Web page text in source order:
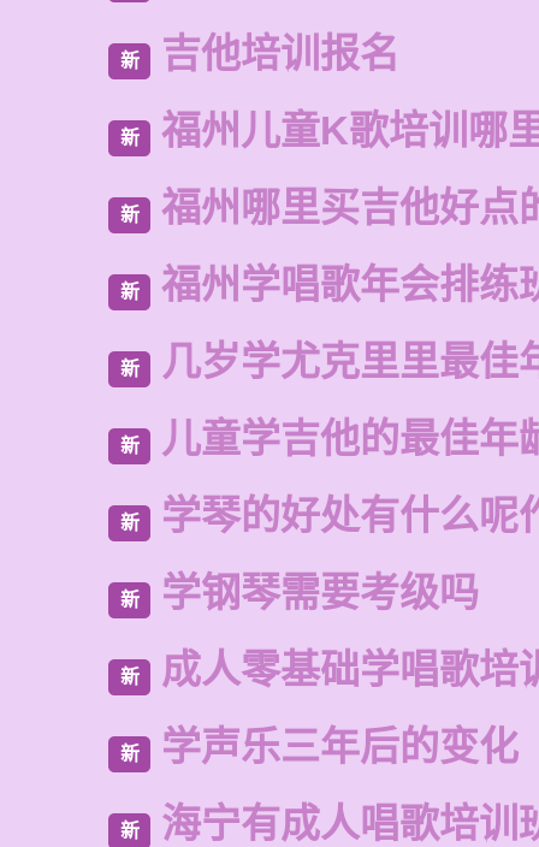
新 吉他培训报名
新 福州儿童K歌培训哪
新 福州哪里买吉他好点
新 福州学唱歌年会排练
新 几岁学尤克里里最佳
新 儿童学吉他的最佳年
新 学琴的好处有什么呢
新 学钢琴需要考级吗
新 成人零基础学唱歌培
新 学声乐三年后的变化
新 海宁有成人唱歌培训